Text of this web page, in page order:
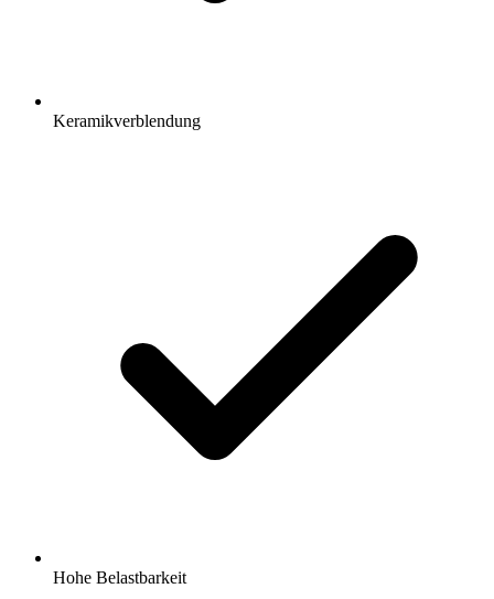
Keramikverblendung
Hohe Belastbarkeit